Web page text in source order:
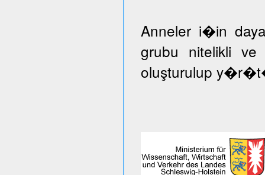
Anneler i�in
grubu nitelikli
oluşturulup